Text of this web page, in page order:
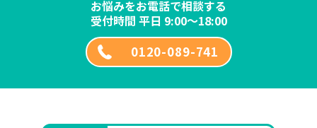
お悩みをお電話で相談する
受付時間 平日 9:00～18:00
0120-089-741